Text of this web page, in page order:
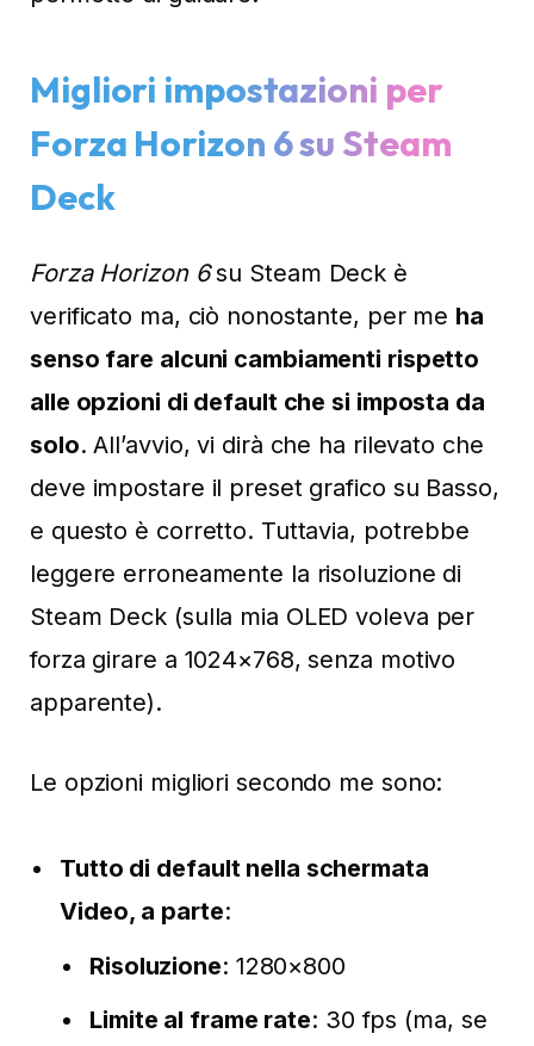
Migliori impostazioni per
Forza Horizon 6 su Steam
Deck
Forza Horizon 6su Steam Deck è
verificato ma, ciò nonostante, per me ha
senso fare alcuni cambiamenti rispetto
alle opzioni di default che si imposta da
solo. All’avvio, vi dirà che ha rilevato che
deve impostare il preset grafico su Basso,
e questo è corretto. Tuttavia, potrebbe
leggere erroneamente la risoluzione di
Steam Deck (sulla mia OLED voleva per
forza girare a 1024×768, senza motivo
apparente).
Le opzioni migliori secondo me sono:
Tutto di default nella schermata
Video, a parte:
Risoluzione: 1280×800
Limite al frame rate: 30 fps (ma, se